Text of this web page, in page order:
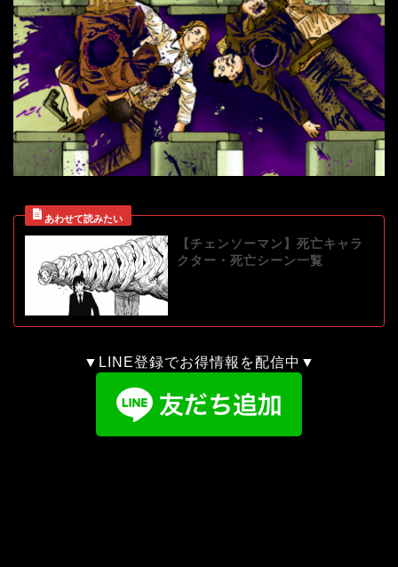
【チェンソーマン】死亡キャラ
クター・死亡シーン一覧
▼LINE登録でお得情報を配信中▼